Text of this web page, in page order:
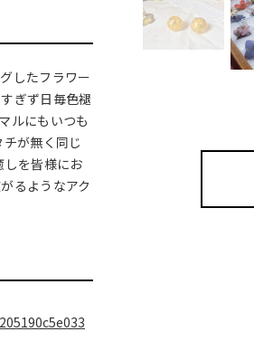
したフラワー
ぎず日毎色褪
ルにもいつも
が無く同じ
しを皆様にお
るようなアク